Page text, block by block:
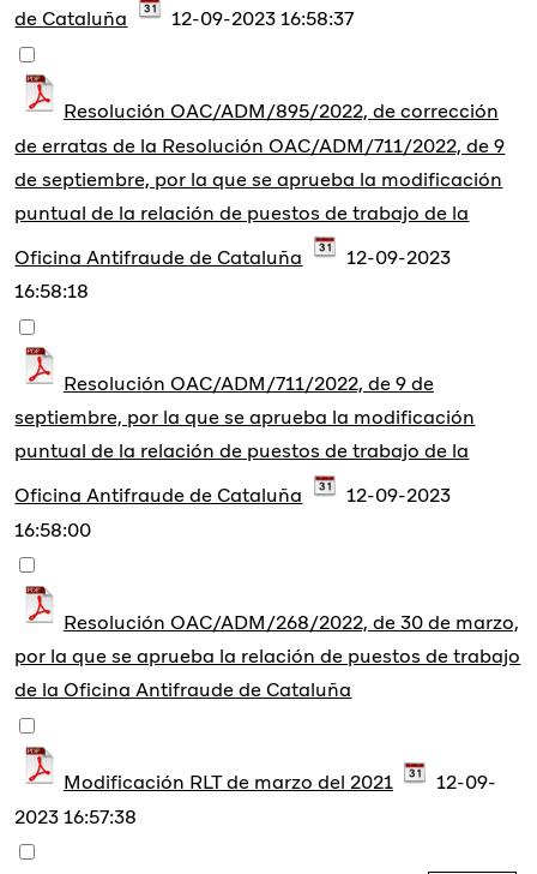
de Cataluña 12-09-2023 16:58:37
Resolución OAC/ADM/895/2022, de corrección
de erratas de la Resolución OAC/ADM/711/2022, de 9
de septiembre, por la que se aprueba la modificación
puntual de la relación de puestos de trabajo de la
Oficina Antifraude de Cataluña
12-09-2023
16:58:18
Resolución OAC/ADM/711/2022, de 9 de
septiembre, por la que se aprueba la modificación
puntual de la relación de puestos de trabajo de la
Oficina Antifraude de Cataluña
12-09-2023
16:58:00
Resolución OAC/ADM/268/2022, de 30 de marzo,
por la que se aprueba la relación de puestos de trabajo
de la Oficina Antifraude de Cataluña
Modificación RLT de marzo del 2021
12-09-
2023 16:57:38